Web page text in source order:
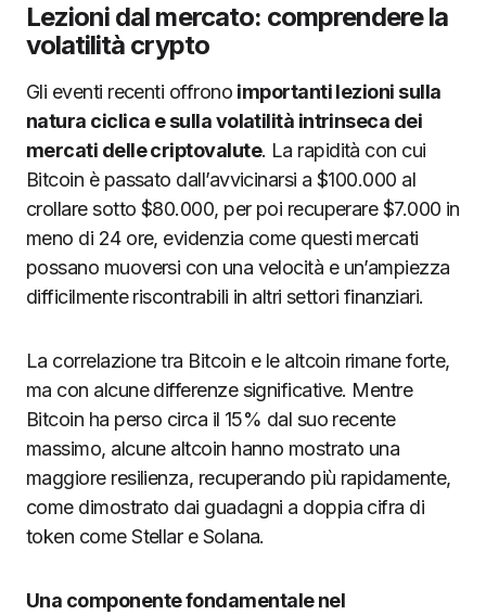
Lezioni dal mercato: comprendere la
volatilità crypto
Gli eventi recenti offrono importanti lezioni sulla
natura ciclica e sulla volatilità intrinseca dei
mercati delle criptovalute. La rapidità con cui
Bitcoin è passato dall’avvicinarsi a $100.000 al
crollare sotto $80.000, per poi recuperare $7.000 in
meno di 24 ore, evidenzia come questi mercati
possano muoversi con una velocità e un’ampiezza
difficilmente riscontrabili in altri settori finanziari.
La correlazione tra Bitcoin e le altcoin rimane forte,
ma con alcune differenze significative. Mentre
Bitcoin ha perso circa il 15% dal suo recente
massimo, alcune altcoin hanno mostrato una
maggiore resilienza, recuperando più rapidamente,
come dimostrato dai guadagni a doppia cifra di
token come Stellar e Solana.
Una componente fondamentale nel